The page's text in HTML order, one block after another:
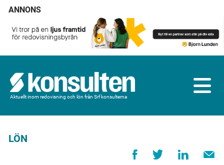
ANNONS
Aktuellt inom redovisning och lön från Srf konsulterna
LÖN